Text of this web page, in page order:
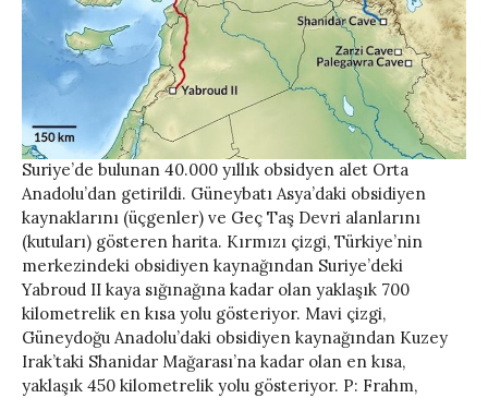
Suriye’de bulunan 40.000 yıllık obsidyen alet Orta
Anadolu’dan getirildi. Güneybatı Asya’daki obsidiyen
kaynaklarını (üçgenler) ve Geç Taş Devri alanlarını
(kutuları) gösteren harita. Kırmızı çizgi, Türkiye’nin
merkezindeki obsidiyen kaynağından Suriye’deki
Yabroud II kaya sığınağına kadar olan yaklaşık 700
kilometrelik en kısa yolu gösteriyor. Mavi çizgi,
Güneydoğu Anadolu’daki obsidiyen kaynağından Kuzey
Irak’taki Shanidar Mağarası’na kadar olan en kısa,
yaklaşık 450 kilometrelik yolu gösteriyor. P: Frahm,